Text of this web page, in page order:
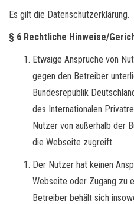
Es gilt die Datenschutzerklärung.
§ 6 Rechtliche Hinweise/
Etwaige Ansprüche von
gegen den Betreiber
Bundesrepublik
des Internationalen
Nutzer von außerhalb der
die Webseite zugreift.
Der Nutzer hat keinen
Webseite oder Zugang zu
Betreiber behält sich